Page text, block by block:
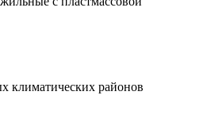
климатических районов